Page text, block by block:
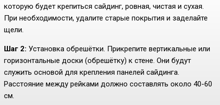
которую будет крепиться сайдинг, ровная, чистая и сухая.
При необходимости, удалите старые покрытия и заделайте
щели.
Шаг 2: Установка обрешётки. Прикрепите вертикальные или
горизонтальные доски (обрешётку) к стене. Они будут
служить основой для крепления панелей сайдинга.
Расстояние между рейками должно составлять около 40-60
см.